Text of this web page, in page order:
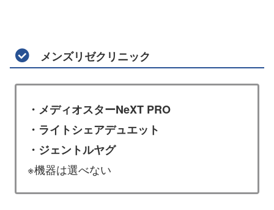
メンズリゼクリニック
・メディオスターNeXT PRO
・ライトシェアデュエット
・ジェントルヤグ
※機器は選べない